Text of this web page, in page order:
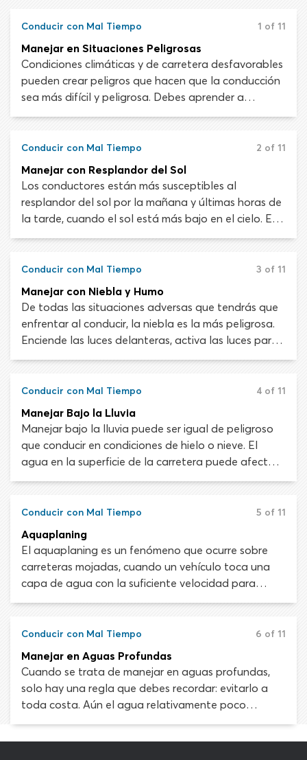
y estaciona bajo la sombra, de ser posible.
Conducir con Mal Tiempo 1 of 11
Manejar en Situaciones Peligrosas
Condiciones climáticas y de carretera desfavorables
pueden crear peligros que hacen que la conducción
sea más difícil y peligrosa. Debes aprender a
identificar y compensar estos peligros para
daños. Elegir no manejar en lluvia, nieve, neblina, de
noche o en otras situaciones peligrosas siempre es
la decisión más inteligente.
Conducir con Mal Tiempo 2 of 11
Manejar con Resplandor del Sol
Los conductores están más susceptibles al
resplandor del sol por la mañana y últimas horas de
la tarde, cuando el sol está más bajo en el cielo. El
resplandor del sol es peligroso ya que puede
ceguera momentánea. Los destellos del sol menos
graves pueden distorsionar las señales de tránsito y
semáforos, haciendo que los conductores cometan
errores devastadores.
Conducir con Mal Tiempo 3 of 11
Manejar con Niebla y Humo
De todas las situaciones adversas que tendrás que
enfrentar al conducir, la niebla es la más peligrosa.
Enciende las luces delanteras, activa las luces para
la niebla, activa los limpiaparabrisas y reduce la
espesa que no puedes ver la carretera adelante a
pocos pies de tu vehículo.
Conducir con Mal Tiempo 4 of 11
Manejar Bajo la Lluvia
Manejar bajo la lluvia puede ser igual de peligroso
que conducir en condiciones de hielo o nieve. El
agua en la superficie de la carretera puede afectar
gravemente el control del vehículo, mientras la lluvia
enfrentar estos desafíos y manejar de manera
segura en situaciones húmedas y lluviosas. Todos los
riesgos del clima húmedo y lluvioso pueden
disminuirse al reducir la velocidad. Esta debe ser tu
primera acción.
Conducir con Mal Tiempo 5 of 11
Aquaplaning
El aquaplaning es un fenómeno que ocurre sobre
carreteras mojadas, cuando un vehículo toca una
capa de agua con la suficiente velocidad para
deslizarse sobre ella en lugar de mantener contacto
velocidad hace que la canalización del agua sea
menos efectiva y puede separar tus ruedas del
asfalto, por lo que ruedan sobre el agua como
esquís acuáticos. Cuando sucede el hidroplaneo
puede llevar a una pérdida parcial o completa de
control y dirección del volante. Es algo que todos
Conducir con Mal Tiempo 6 of 11
Manejar en Aguas Profundas
Cuando se trata de manejar en aguas profundas,
solo hay una regla que debes recordar: evitarlo a
toda costa. Aún el agua relativamente poco
profunda puede ser peligrosa. A bajas velocidades,